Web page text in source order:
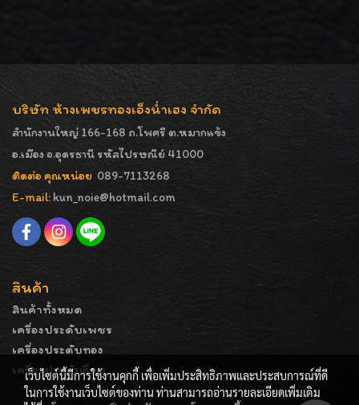
บริษัท ห้างเพชรทองเอ็งน่ำเฮง จำกัด
สำนักงานใหญ่ 166-168 ถ.โพศรี ต.หมากแข้ง
อ.เมือง จ.อุดรธานี รหัสไปรษณีย์ 41000
ติดต่อ คุณหน่อย 089-7113268
E-mail: kun_noie@hotmail.com
สินค้า
สินค้าทั้งหมด
เครื่องประดับเพชร
เครื่องประดับทอง
เครื่องประดับอื่นๆ
เว็บไซต์นี้มีการใช้งานคุกกี้ เพื่อเพิ่มประสิทธิภาพและประสบการณ์ที่ดี
ในการใช้งานเว็บไซต์ของท่าน ท่านสามารถอ่านรายละเอียดเพิ่มเติม